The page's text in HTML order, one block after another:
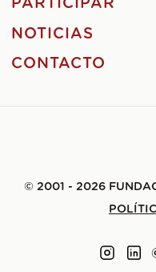
PARTICIPAR
NOTICIAS
CONTACTO
© 2001 - 2026